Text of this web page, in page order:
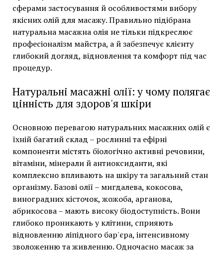
сферами застосування й особливостями вибору
якісних олій для масажу. Правильно підібрана
натуральна масажна олія не тільки підкреслює
професіоналізм майстра, а й забезпечує клієнту
глибокий догляд, відновлення та комфорт під час
процедур.
Натуральні масажні олії: у чому полягає
цінність для здоров'я шкіри
Основною перевагою натуральних масажних олій є
їхній багатий склад – рослинні та ефірні
компоненти містять біологічно активні речовини,
вітаміни, мінерали й антиоксиданти, які
комплексно впливають на шкіру та загальний стан
організму. Базові олії – мигдалева, кокосова,
виноградних кісточок, жожоба, арганова,
абрикосова – мають високу біодоступність. Вони
глибоко проникають у клітини, сприяють
відновленню ліпідного бар'єра, інтенсивному
зволоженню та живленню. Одночасно масаж за